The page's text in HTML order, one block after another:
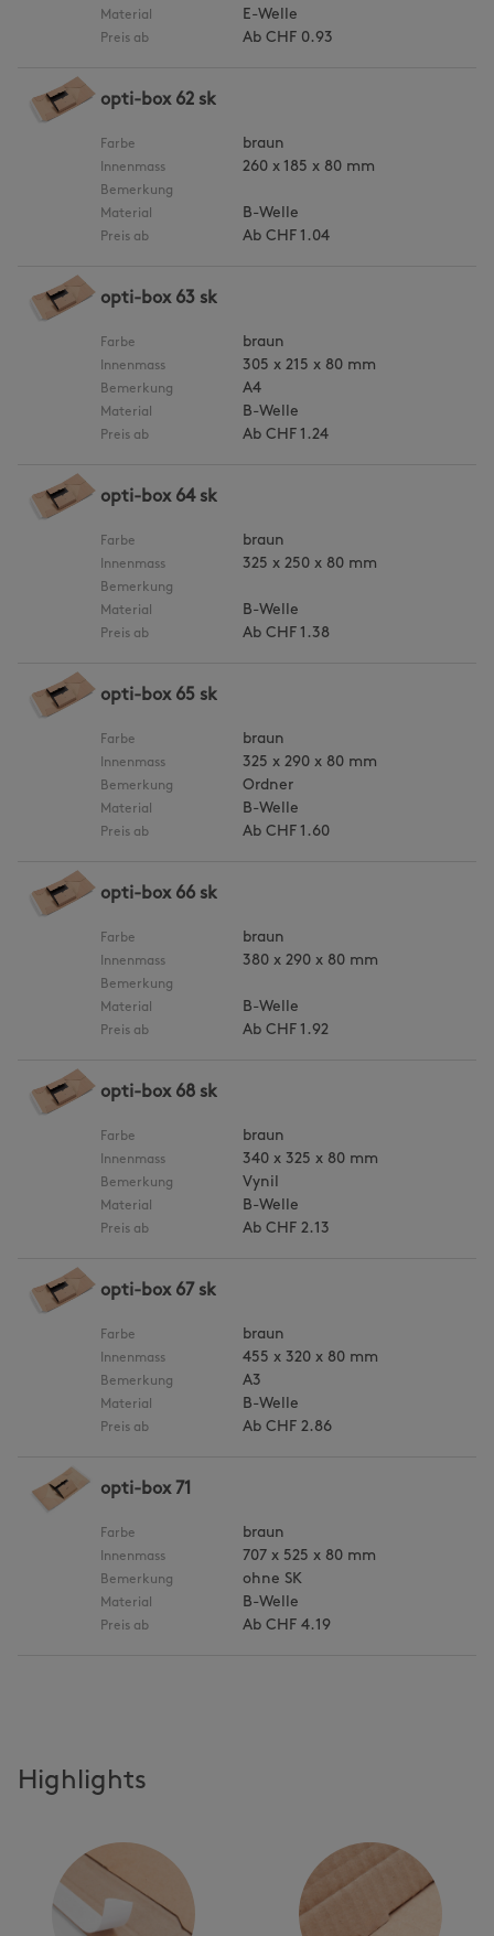
Material
E-Welle
Preis ab Ab CHF 0.93
opti-box 62 sk
Farbe braun
Innenmass 260 x 185 x 80 mm
Bemerkung
Material
B-Welle
Preis ab Ab CHF 1.04
opti-box 63 sk
Farbe braun
Innenmass 305 x 215 x 80 mm
Bemerkung A4
Material B-Welle
Preis ab Ab CHF 1.24
opti-box 64 sk
Farbe braun
Innenmass 325 x 250 x 80 mm
Bemerkung
Material
B-Welle
Preis ab Ab CHF 1.38
opti-box 65 sk
Farbe braun
Innenmass 325 x 290 x 80 mm
Bemerkung Ordner
Material B-Welle
Preis ab Ab CHF 1.60
opti-box 66 sk
Farbe braun
Innenmass 380 x 290 x 80 mm
Bemerkung
Material
B-Welle
Preis ab Ab CHF 1.92
opti-box 68 sk
Farbe braun
Innenmass 340 x 325 x 80 mm
Bemerkung Vynil
Material B-Welle
Preis ab Ab CHF 2.13
opti-box 67 sk
Farbe braun
Innenmass 455 x 320 x 80 mm
Bemerkung A3
Material B-Welle
Preis ab Ab CHF 2.86
opti-box 71
Farbe braun
Innenmass 707 x 525 x 80 mm
Bemerkung ohne SK
Material B-Welle
Preis ab Ab CHF 4.19
Highlights